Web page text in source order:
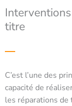
titre
C’est l’une des
capacité de
les réparations